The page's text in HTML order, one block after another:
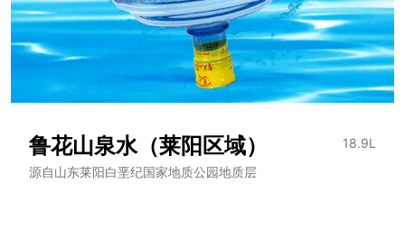
鲁花山泉水（莱阳区域）
源自山东莱阳白垩纪国家地质公园地质层
18.9L